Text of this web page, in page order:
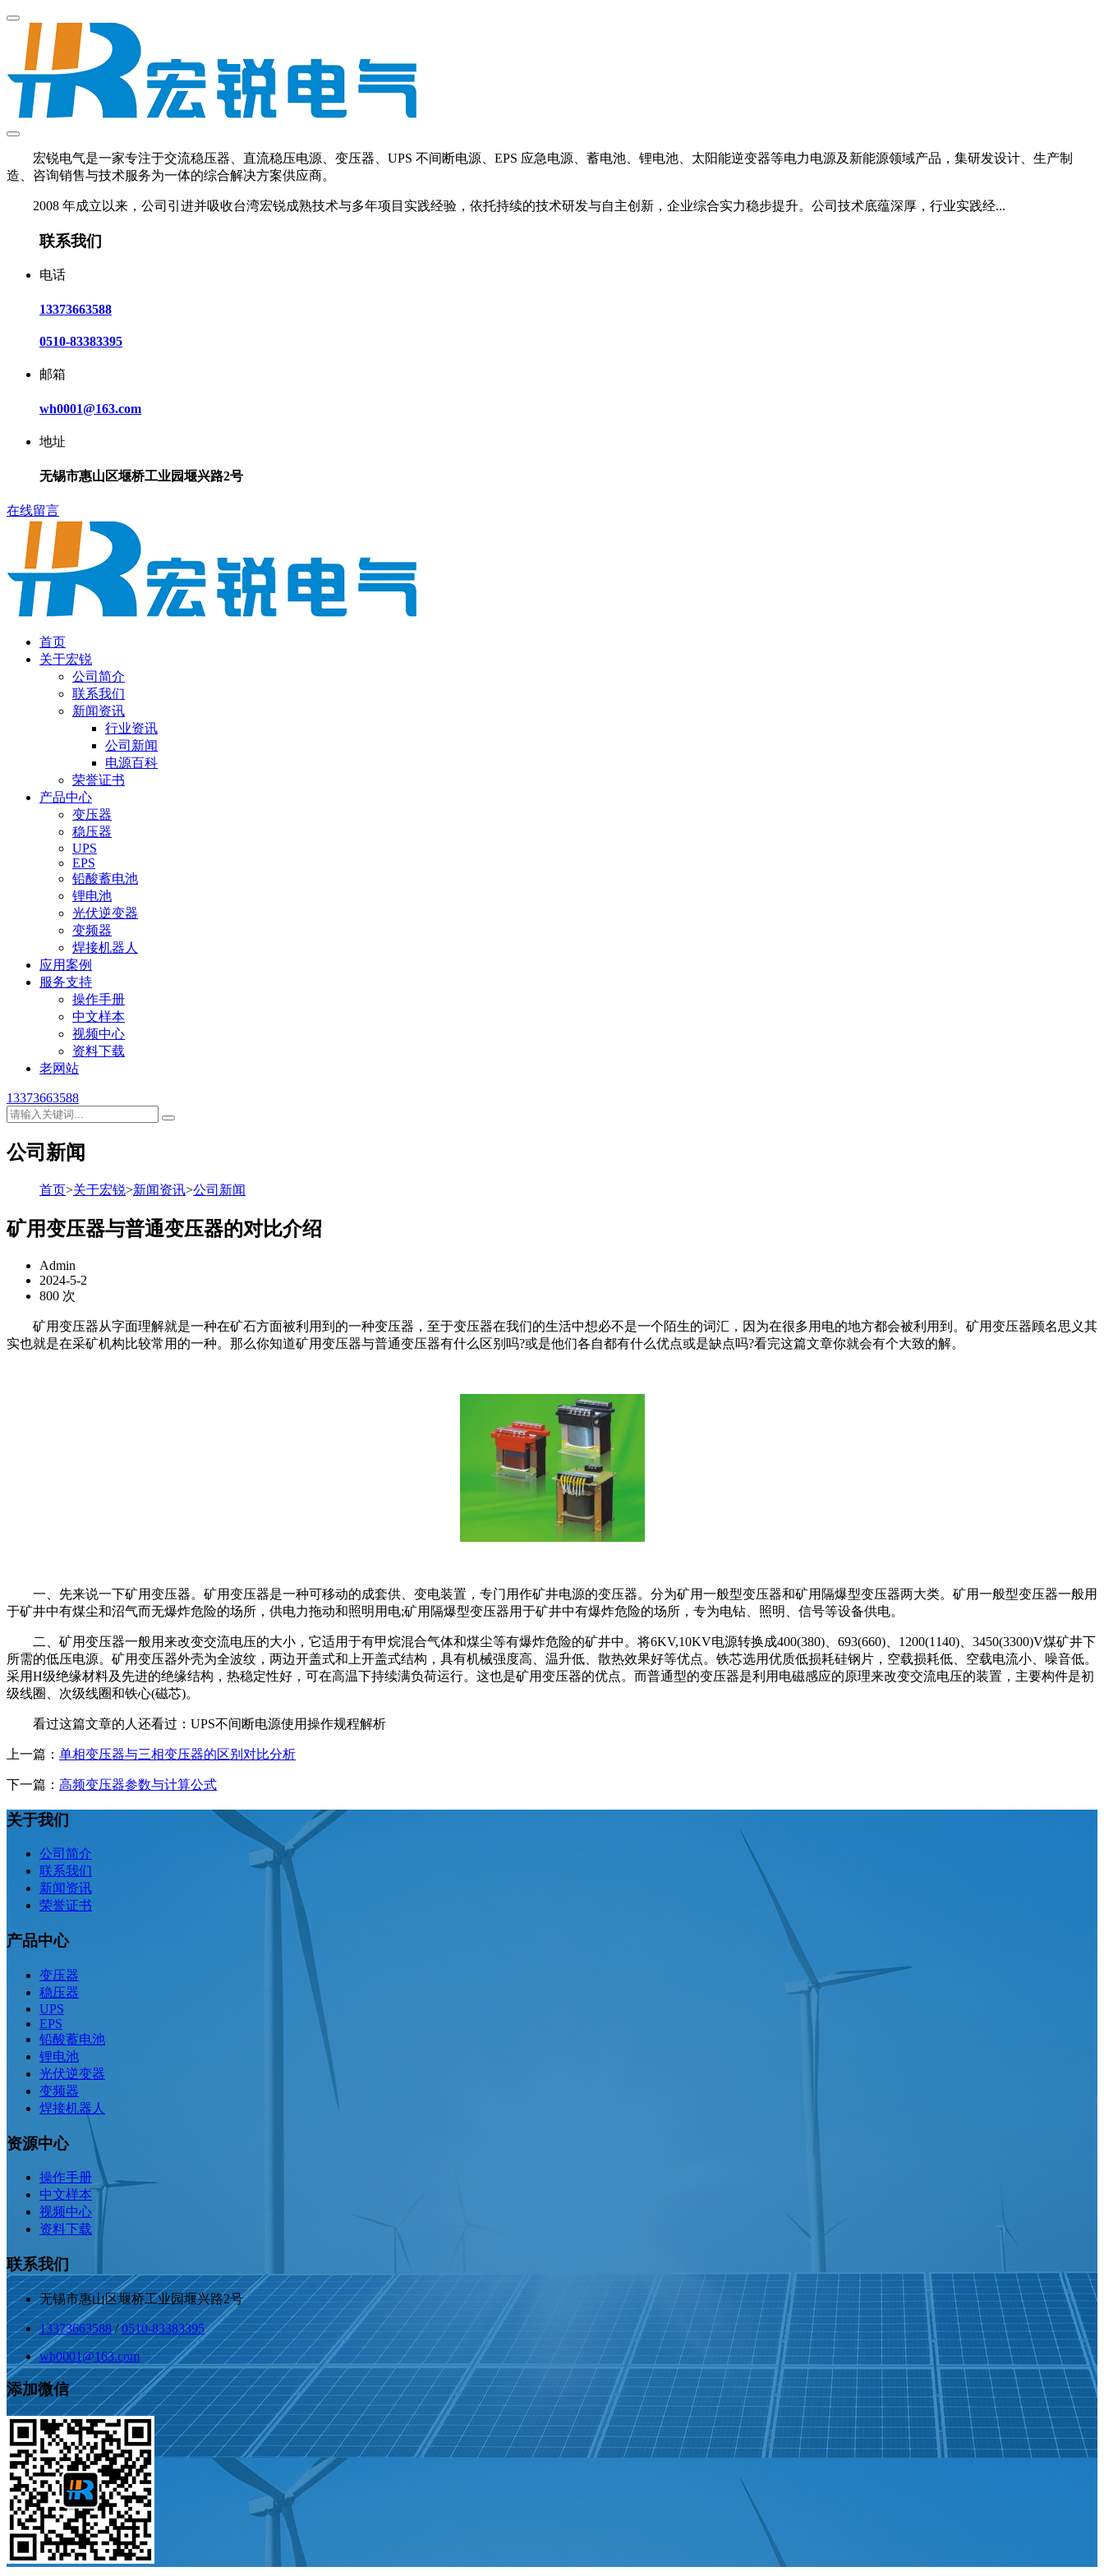
宏锐电气是一家专注于交流稳压器、直流稳压电源、变压器、UPS 不间断电源、EPS 应急电源、蓄电池、锂电池、太阳能逆变器等电力电源及新能源领域产品，集研发设计、生产制
造、咨询销售与技术服务为一体的综合解决方案供应商。
2008 年成立以来，公司引进并吸收台湾宏锐成熟技术与多年项目实践经验，依托持续的技术研发与自主创新，企业综合实力稳步提升。公司技术底蕴深厚，行业实践经...
联系我们
电话
13373663588
0510-83383395
邮箱
wh0001@163.com
地址
无锡市惠山区堰桥工业园堰兴路2号
在线留言
首页
关于宏锐
公司简介
联系我们
新闻资讯
行业资讯
公司新闻
电源百科
荣誉证书
产品中心
变压器
稳压器
UPS
EPS
铅酸蓄电池
锂电池
光伏逆变器
变频器
焊接机器人
应用案例
服务支持
操作手册
中文样本
视频中心
资料下载
老网站
13373663588
公司新闻
首页>关于宏锐>新闻资讯>公司新闻
矿用变压器与普通变压器的对比介绍
Admin
2024-5-2
800 次
矿用变压器从字面理解就是一种在矿石方面被利用到的一种变压器，至于变压器在我们的生活中想必不是一个陌生的词汇，因为在很多用电的地方都会被利用到。矿用变压器顾名思义其
实也就是在采矿机构比较常用的一种。那么你知道矿用变压器与普通变压器有什么区别吗?或是他们各自都有什么优点或是缺点吗?看完这篇文章你就会有个大致的解。
一、先来说一下矿用变压器。矿用变压器是一种可移动的成套供、变电装置，专门用作矿井电源的变压器。分为矿用一般型变压器和矿用隔爆型变压器两大类。矿用一般型变压器一般用
于矿井中有煤尘和沼气而无爆炸危险的场所，供电力拖动和照明用电;矿用隔爆型变压器用于矿井中有爆炸危险的场所，专为电钻、照明、信号等设备供电。
二、矿用变压器一般用来改变交流电压的大小，它适用于有甲烷混合气体和煤尘等有爆炸危险的矿井中。将6KV,10KV电源转换成400(380)、693(660)、1200(1140)、3450(3300)V煤矿井下
所需的低压电源。矿用变压器外壳为全波纹，两边开盖式和上开盖式结构，具有机械强度高、温升低、散热效果好等优点。铁芯选用优质低损耗硅钢片，空载损耗低、空载电流小、噪音低。
采用H级绝缘材料及先进的绝缘结构，热稳定性好，可在高温下持续满负荷运行。这也是矿用变压器的优点。而普通型的变压器是利用电磁感应的原理来改变交流电压的装置，主要构件是初
级线圈、次级线圈和铁心(磁芯)。
看过这篇文章的人还看过：UPS不间断电源使用操作规程解析
上一篇： 单相变压器与三相变压器的区别对比分析
下一篇： 高频变压器参数与计算公式
关于我们
公司简介
联系我们
新闻资讯
荣誉证书
产品中心
变压器
稳压器
UPS
EPS
铅酸蓄电池
锂电池
光伏逆变器
变频器
焊接机器人
资源中心
操作手册
中文样本
视频中心
资料下载
联系我们
无锡市惠山区堰桥工业园堰兴路2号
13373663588/0510-83383395
wh0001@163.com
添加微信